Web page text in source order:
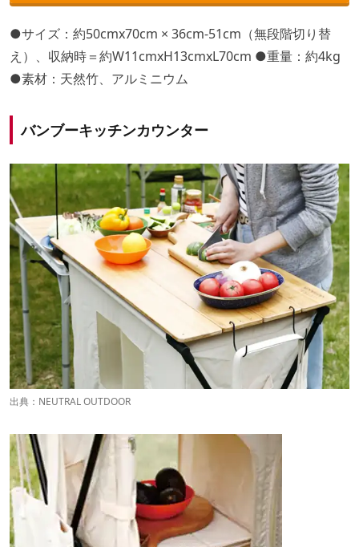
●サイズ：約50cmx70cm × 36cm-51cm（無段階切り替
え）、収納時＝約W11cmxH13cmxL70cm ●重量：約4kg
●素材：天然竹、アルミニウム
バンブーキッチンカウンター
出典： NEUTRAL OUTDOOR